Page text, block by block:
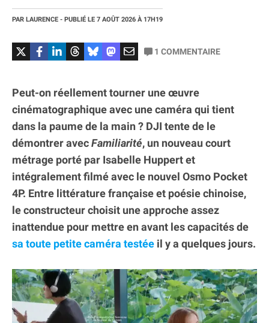
PAR LAURENCE - PUBLIÉ LE 7 AOÛT 2026 À 17H19
1 COMMENTAIRE
Peut-on réellement tourner une œuvre
cinématographique avec une caméra qui tient
dans la paume de la main ? DJI tente de le
démontrer avecFamiliarité, un nouveau court
métrage porté par Isabelle Huppert et
intégralement filmé avec le nouvel Osmo Pocket
4P. Entre littérature française et poésie chinoise,
le constructeur choisit une approche assez
inattendue pour mettre en avant les capacités de
sa toute petite caméra testée il y a quelques jours.